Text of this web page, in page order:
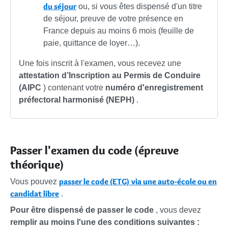
du séjour ou, si vous êtes dispensé d'un titre
de séjour, preuve de votre présence en
France depuis au moins 6 mois (feuille de
paie, quittance de loyer…).
Une fois inscrit à l'examen, vous recevez une
attestation d’Inscription au Permis de Conduire
(AIPC ) contenant votre numéro d'enregistrement
préfectoral harmonisé (NEPH) .
Passer l'examen du code (épreuve
théorique)
Vous pouvez passer le code (ETG) via une auto-école ou en
candidat libre .
Pour être dispensé de passer le code , vous devez
remplir au moins l'une des conditions suivantes :